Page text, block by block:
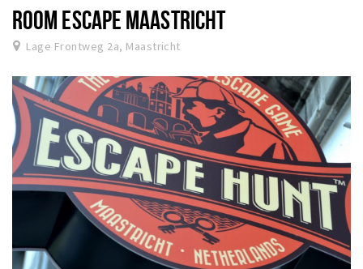
ROOM ESCAPE MAASTRICHT
Lage Frontweg 2a, Maastricht